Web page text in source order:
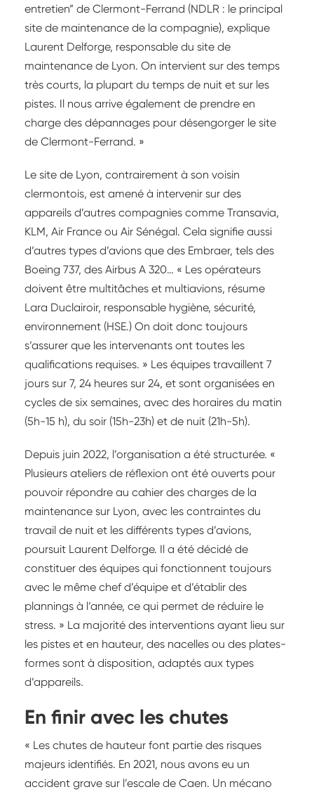
entretien” de Clermont-Ferrand (NDLR : le principal
site de maintenance de la compagnie), explique
Laurent Delforge, responsable du site de
maintenance de Lyon. On intervient sur des temps
très courts, la plupart du temps de nuit et sur les
pistes. Il nous arrive également de prendre en
charge des dépannages pour désengorger le site
de Clermont-Ferrand. »
Le site de Lyon, contrairement à son voisin
clermontois, est amené à intervenir sur des
appareils d’autres compagnies comme Transavia,
KLM, Air France ou Air Sénégal. Cela signifie aussi
d’autres types d’avions que des Embraer, tels des
Boeing 737, des Airbus A 320… « Les opérateurs
doivent être multitâches et multiavions, résume
Lara Duclairoir, responsable hygiène, sécurité,
environnement (HSE.) On doit donc toujours
s’assurer que les intervenants ont toutes les
qualifications requises. » Les équipes travaillent 7
jours sur 7, 24 heures sur 24, et sont organisées en
cycles de six semaines, avec des horaires du matin
(5h-15 h), du soir (15h-23h) et de nuit (21h-5h).
Depuis juin 2022, l’organisation a été structurée. «
Plusieurs ateliers de réflexion ont été ouverts pour
pouvoir répondre au cahier des charges de la
maintenance sur Lyon, avec les contraintes du
travail de nuit et les différents types d’avions,
poursuit Laurent Delforge. Il a été décidé de
constituer des équipes qui fonctionnent toujours
avec le même chef d’équipe et d’établir des
plannings à l’année, ce qui permet de réduire le
stress. » La majorité des interventions ayant lieu sur
les pistes et en hauteur, des nacelles ou des plates-
formes sont à disposition, adaptés aux types
d’appareils.
En finir avec les chutes
« Les chutes de hauteur font partie des risques
majeurs identifiés. En 2021, nous avons eu un
accident grave sur l’escale de Caen. Un mécano